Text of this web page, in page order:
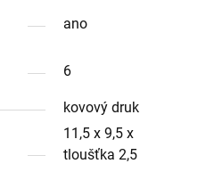
ano
6
kovový druk
11,5 x 9,5 x
tloušťka 2,5